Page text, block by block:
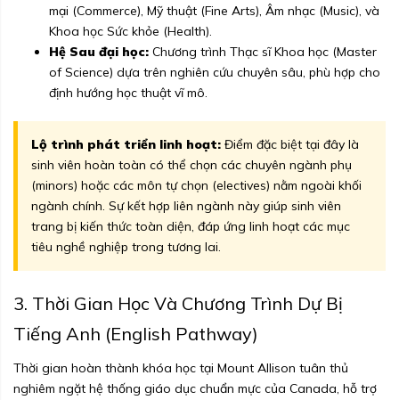
mại (Commerce), Mỹ thuật (Fine Arts), Âm nhạc (Music), và
Khoa học Sức khỏe (Health).
Hệ Sau đại học: Chương trình Thạc sĩ Khoa học (Master
of Science) dựa trên nghiên cứu chuyên sâu, phù hợp cho
định hướng học thuật vĩ mô.
Lộ trình phát triển linh hoạt: Điểm đặc biệt tại đây là
sinh viên hoàn toàn có thể chọn các chuyên ngành phụ
(minors) hoặc các môn tự chọn (electives) nằm ngoài khối
ngành chính. Sự kết hợp liên ngành này giúp sinh viên
trang bị kiến thức toàn diện, đáp ứng linh hoạt các mục
tiêu nghề nghiệp trong tương lai.
3. Thời Gian Học Và Chương Trình Dự Bị
Tiếng Anh (English Pathway)
Thời gian hoàn thành khóa học tại Mount Allison tuân thủ
nghiêm ngặt hệ thống giáo dục chuẩn mực của Canada, hỗ trợ